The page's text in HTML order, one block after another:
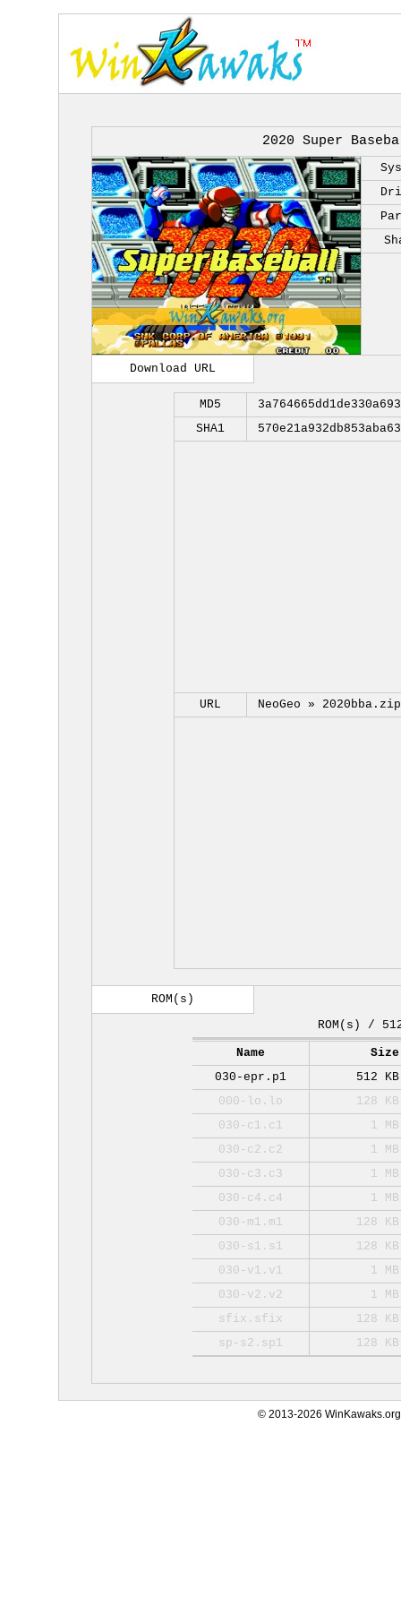
2020 Super
Download URL
MD5
SHA1
URL NeoGeo » 2020bba.zip
ROM(s)
ROM(s) /
Name
Size
030-epr.p1
512 KB
000-lo.lo
128 KB
030-c1.c1
1 MB
030-c2.c2
1 MB
030-c3.c3
1 MB
030-c4.c4
1 MB
030-m1.m1
128 KB
030-s1.s1
128 KB
030-v1.v1
1 MB
030-v2.v2
1 MB
sfix.sfix
128 KB
sp-s2.sp1
128 KB
© 2013-2026